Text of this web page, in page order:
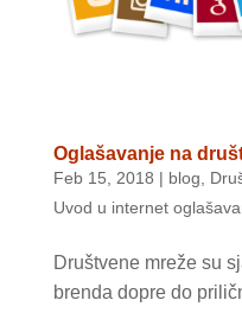
Oglašavanje na
Feb 15, 2018 | blog
Uvod u internet
Društvene mreže su
brenda dopre do